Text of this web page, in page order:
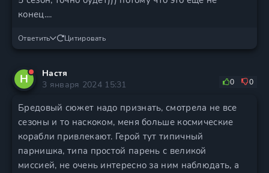
конец....
Ответить Цитировать
Н
Настя
3 января 2024 15:31
0 0
Бредовый сюжет надо признать, смотрела не все
сезоны и то наскоком, меня больше космические
корабли привлекают. Герой тут типичный
парнишка, типа простой парень с великой
миссией, не очень интересно за ним наблюдать, а